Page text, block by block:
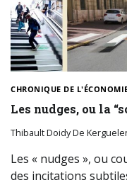
CHRONIQUE DE
Les nudges, ou la
Thibault Doidy De
Les « nudges », ou
des incitations